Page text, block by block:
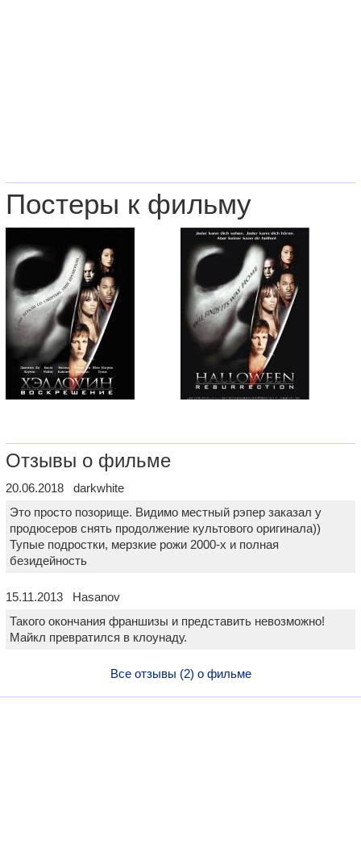
Постеры к фильму
Отзывы о фильме
20.06.2018 darkwhite
Это просто позорище. Видимо местный рэпер заказал у
продюсеров снять продолжение культового оригинала))
Тупые подростки, мерзкие рожи 2000-х и полная
безидейность
15.11.2013 Hasanov
Такого окончания франшизы и представить невозможно!
Майкл превратился в клоунаду.
Все отзывы (2) о фильме